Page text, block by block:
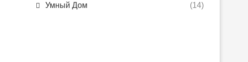
Умный Дом (14)